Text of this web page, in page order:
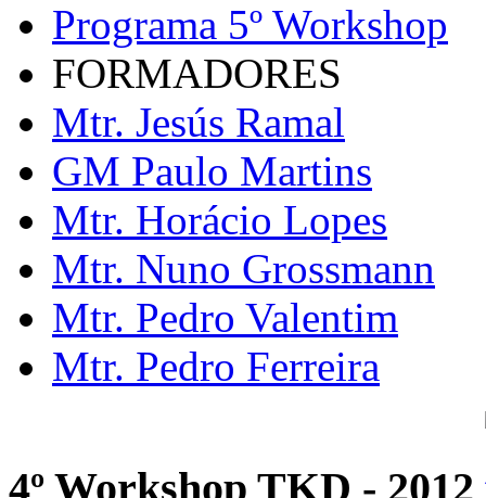
Programa 5º Workshop
FORMADORES
Mtr. Jesús Ramal
GM Paulo Martins
Mtr. Horácio Lopes
Mtr. Nuno Grossmann
Mtr. Pedro Valentim
Mtr. Pedro Ferreira
4º Workshop TKD - 2012